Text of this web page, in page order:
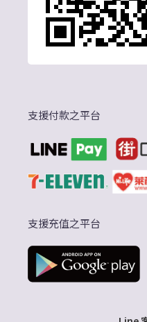
支援付款之平台
支援充值之平台